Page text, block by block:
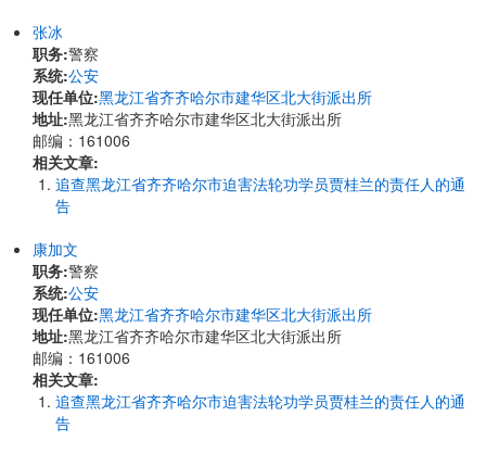
张冰
职务:警察
系统:公安
现任单位:黑龙江省齐齐哈尔市建华区北大街派出所
地址:黑龙江省齐齐哈尔市建华区北大街派出所
邮编：161006
相关文章:
追查黑龙江省齐齐哈尔市迫害法轮功学员贾桂兰的责任人的通
告
康加文
职务:警察
系统:公安
现任单位:黑龙江省齐齐哈尔市建华区北大街派出所
地址:黑龙江省齐齐哈尔市建华区北大街派出所
邮编：161006
相关文章:
追查黑龙江省齐齐哈尔市迫害法轮功学员贾桂兰的责任人的通
告